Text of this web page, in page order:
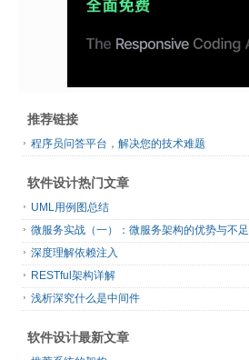
推荐链接
程序员问答平台，解决您的技术难题
软件设计热门文章
UML用例图总结
微服务实战（一）：微服务架构的优势与不足
深度理解依赖注入
RESTful架构详解
浅析深究什么是中间件
软件设计最新文章